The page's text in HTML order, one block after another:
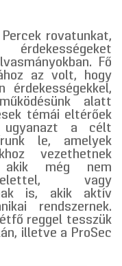
rovatunkat,
Fő
az volt, hogy
érdekességekkel,
alatt
témái eltérőek
ugyanazt a célt
le, amelyek
vezethetnek
akik még nem
vagy
is, akik aktív
rendszernek.
reggel tesszük
illetve a ProSec